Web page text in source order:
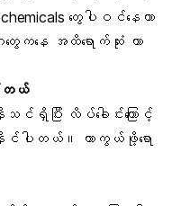
တွေပါဝင်နေတာ
ါတွေကနေ အထိရောက်ဆုံး ကာ
တယ်
ရှိပြီး လိပ်ခေါင်းကြောင့်
င်ပါတယ်။ ကာကွယ်ဖို့ရော